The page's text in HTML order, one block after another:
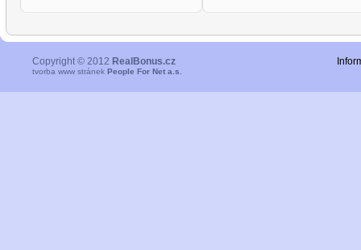
Copyright © 2012 RealBonus.cz
tvorba www stránek People For Net a.s.